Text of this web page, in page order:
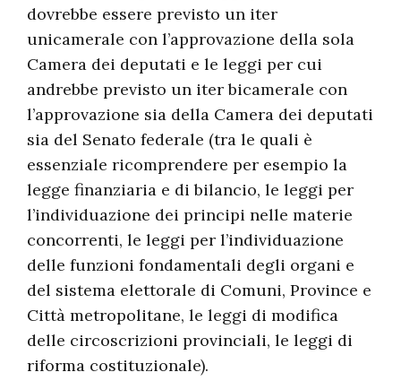
dovrebbe essere previsto un iter
unicamerale con l’approvazione della sola
Camera dei deputati e le leggi per cui
andrebbe previsto un iter bicamerale con
l’approvazione sia della Camera dei deputati
sia del Senato federale (tra le quali è
essenziale ricomprendere per esempio la
legge finanziaria e di bilancio, le leggi per
l’individuazione dei principi nelle materie
concorrenti, le leggi per l’individuazione
delle funzioni fondamentali degli organi e
del sistema elettorale di Comuni, Province e
Città metropolitane, le leggi di modifica
delle circoscrizioni provinciali, le leggi di
riforma costituzionale).